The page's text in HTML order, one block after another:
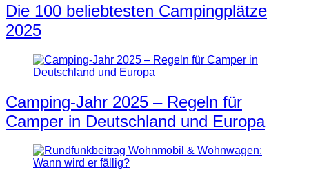
Die 100 beliebtesten Campingplätze
2025
Camping-Jahr 2025 – Regeln für
Camper in Deutschland und Europa